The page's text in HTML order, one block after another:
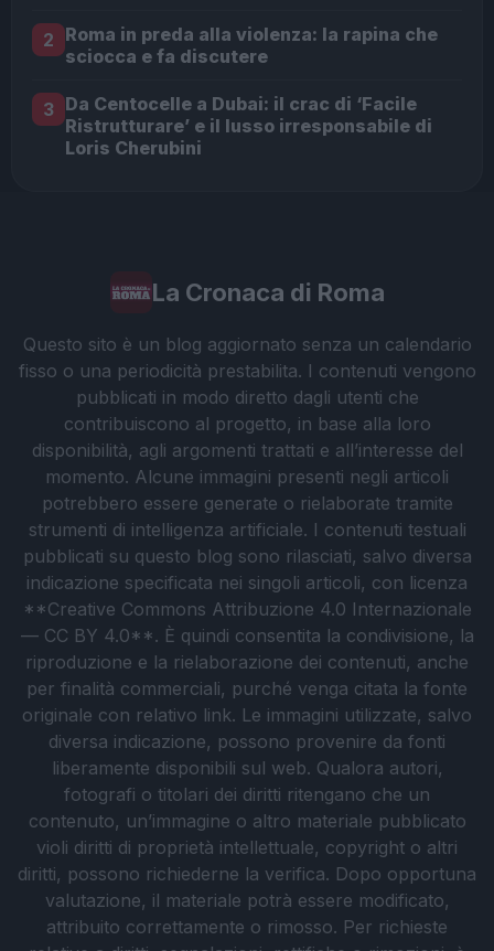
2 Roma in preda alla violenza: la rapina che
sciocca e fa discutere
3 Da Centocelle a Dubai: il crac di ‘Facile
Ristrutturare’ e il lusso irresponsabile di
Loris Cherubini
La Cronaca di Roma
Questo sito è un blog aggiornato senza un calendario
fisso o una periodicità prestabilita. I contenuti vengono
pubblicati in modo diretto dagli utenti che
contribuiscono al progetto, in base alla loro
disponibilità, agli argomenti trattati e all’interesse del
momento. Alcune immagini presenti negli articoli
potrebbero essere generate o rielaborate tramite
strumenti di intelligenza artificiale. I contenuti testuali
pubblicati su questo blog sono rilasciati, salvo diversa
indicazione specificata nei singoli articoli, con licenza
**Creative Commons Attribuzione 4.0 Internazionale
— CC BY 4.0**. È quindi consentita la condivisione, la
riproduzione e la rielaborazione dei contenuti, anche
per finalità commerciali, purché venga citata la fonte
originale con relativo link. Le immagini utilizzate, salvo
diversa indicazione, possono provenire da fonti
liberamente disponibili sul web. Qualora autori,
fotografi o titolari dei diritti ritengano che un
contenuto, un’immagine o altro materiale pubblicato
violi diritti di proprietà intellettuale, copyright o altri
diritti, possono richiederne la verifica. Dopo opportuna
valutazione, il materiale potrà essere modificato,
attribuito correttamente o rimosso. Per richieste